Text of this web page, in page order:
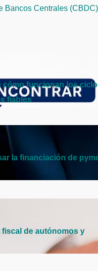
Bancos Centrales
cómo funcionan los
fiables
la financiación de
de autónomos y